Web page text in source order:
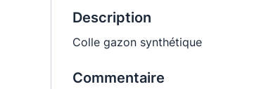
Description
Colle gazon synthétique
Commentaire